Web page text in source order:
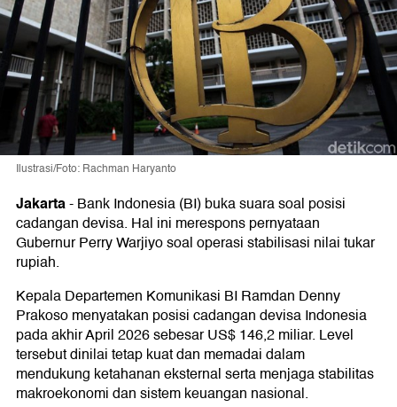
Ilustrasi/Foto: Rachman Haryanto
Jakarta-Bank Indonesia (BI) buka suara soal posisi
cadangan devisa. Hal ini merespons pernyataan
Gubernur Perry Warjiyo soal operasi stabilisasi nilai tukar
rupiah.
Kepala Departemen Komunikasi BI Ramdan Denny
Prakoso menyatakan posisi cadangan devisa Indonesia
pada akhir April 2026 sebesar US$ 146,2 miliar. Level
tersebut dinilai tetap kuat dan memadai dalam
mendukung ketahanan eksternal serta menjaga stabilitas
makroekonomi dan sistem keuangan nasional.